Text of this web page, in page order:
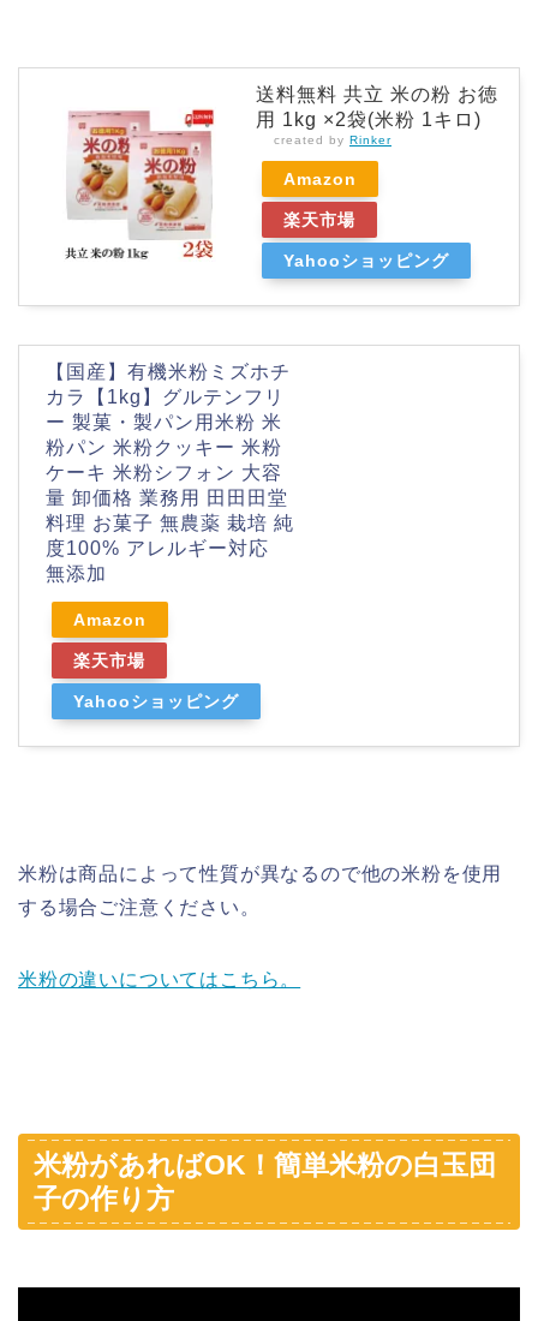
送料無料 共立 米の粉 お徳
用 1kg ×2袋(米粉 1キロ)
created by Rinker
Amazon
楽天市場
Yahooショッピング
【国産】有機米粉ミズホチ
カラ【1kg】グルテンフリ
ー 製菓・製パン用米粉 米
粉パン 米粉クッキー 米粉
ケーキ 米粉シフォン 大容
量 卸価格 業務用 田田田堂
料理 お菓子 無農薬 栽培 純
度100% アレルギー対応
無添加
Amazon
楽天市場
Yahooショッピング
米粉は商品によって性質が異なるので他の米粉を使用
する場合ご注意ください。
米粉の違いについてはこちら。
米粉があればOK！簡単米粉の白玉団
子の作り方